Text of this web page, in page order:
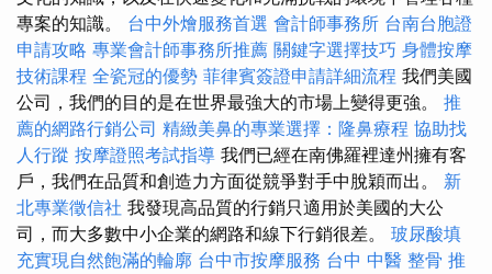
專案的知識。 台中外燴服務首選 會計師事務所 台南台胞證
申請攻略 專業會計師事務所推薦 關鍵字選擇技巧 身體按摩
技術課程 全瓷冠的優勢 菲律賓簽證申請詳細流程 我們美國
公司，我們的目的是在世界最強大的市場上變得更強。 推
薦的網路行銷公司 精緻美鼻的專業選擇：隆鼻療程 協助找
人行蹤 按摩證照考試指導 我們已經在南佛羅裡達州擁有客
戶，我們在品質和創造力方面從競爭對手中脫穎而出。 新
北專業徵信社 我發現高品質的行銷只適用於美國的大公
司，而大多數中小企業的網路和線下行銷很差。 玻尿酸填
充實現自然飽滿的輪廓 台中市按摩服務 台中 中醫 整骨 推